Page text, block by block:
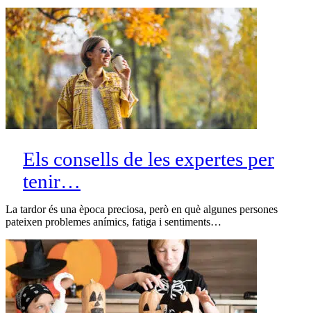
Els consells de les expertes per
tenir…
La tardor és una època preciosa, però en què algunes persones
pateixen problemes anímics, fatiga i sentiments…